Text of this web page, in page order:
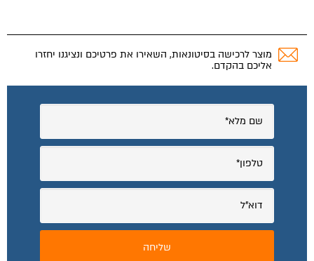
מוצר לרכישה בסיטונאות, השאירו את פרטיכם ונציגנו יחזרו
אליכם בהקדם.